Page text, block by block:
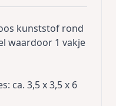
kunststof rond
waardoor 1 vakje
ca. 3,5 x 3,5 x 6